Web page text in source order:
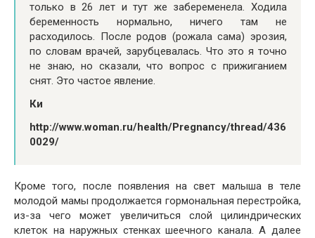
только в 26 лет и тут же забеременела. Ходила
беременность нормально, ничего там не
расходилось. После родов (рожала сама) эрозия,
по словам врачей, зарубцевалась. Что это я точно
не знаю, но сказали, что вопрос с прижиганием
снят. Это частое явление.
Ки
http://www.woman.ru/health/Pregnancy/thread/436
0029/
Кроме того, после появления на свет малыша в теле
молодой мамы продолжается гормональная перестройка,
из-за чего может увеличиться слой цилиндрических
клеток на наружных стенках шеечного канала. А далее